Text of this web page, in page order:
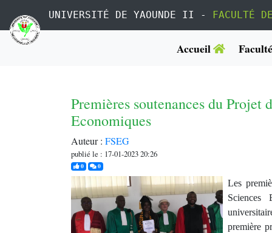
UNIVERSITÉ DE YAOUNDE II - FACULTÉ
Accueil Faculté
Premières soutenances du Projet
Economiques
Auteur : FSEG
publié le : 17-01-2023 20:26
0j'aime0commentaires
Les
Sciences
première